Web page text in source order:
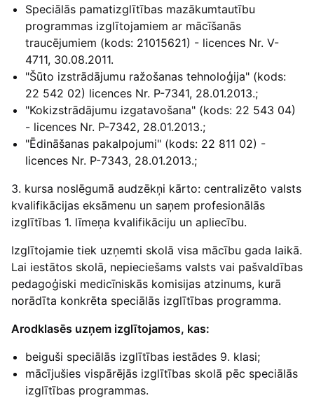
Speciālās pamatizglītības mazākumtautību
programmas izglītojamiem ar mācīšanās
traucējumiem (kods: 21015621) - licences Nr. V-
4711, 30.08.2011.
"Šūto izstrādājumu ražošanas tehnoloģija" (kods:
22 542 02) licences Nr. P-7341, 28.01.2013.;
"Kokizstrādājumu izgatavošana" (kods: 22 543 04)
- licences Nr. P-7342, 28.01.2013.;
"Ēdināšanas pakalpojumi" (kods: 22 811 02) -
licences Nr. P-7343, 28.01.2013.;
3. kursa noslēgumā audzēkņi kārto: centralizēto valsts
kvalifikācijas eksāmenu un saņem profesionālās
izglītības 1. līmeņa kvalifikāciju un apliecību.
Izglītojamie tiek uzņemti skolā visa mācību gada laikā.
Lai iestātos skolā, nepieciešams valsts vai pašvaldības
pedagoģiski medicīniskās komisijas atzinums, kurā
norādīta konkrēta speciālās izglītības programma.
Arodklasēs uzņem izglītojamos, kas:
beiguši speciālās izglītības iestādes 9. klasi;
mācījušies vispārējās izglītības skolā pēc speciālās
izglītības programmas.